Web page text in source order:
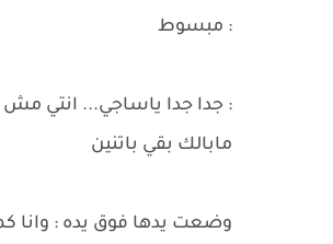
: مبسوط
: جدا جدا ياساجي... انتي مش
مابالك بقي باتنين
وضعت يدها فوق يده : وانا